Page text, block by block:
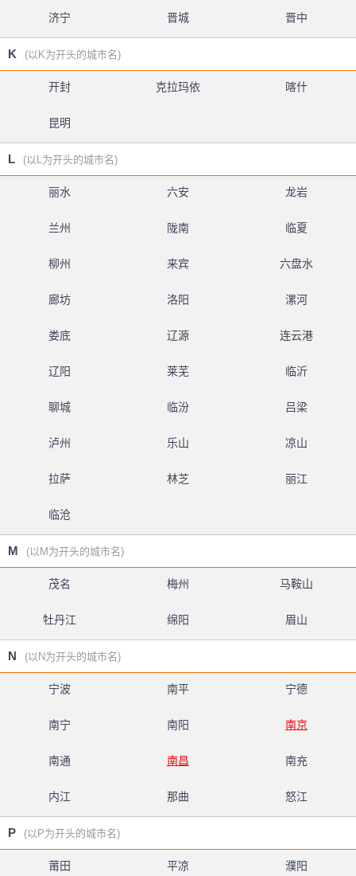
济宁 晋城 晋中
K (以K为开头的城市名)
开封 克拉玛依 喀什
昆明
L (以L为开头的城市名)
丽水 六安 龙岩
兰州 陇南 临夏
柳州 来宾 六盘水
廊坊 洛阳 漯河
娄底 辽源 连云港
辽阳 莱芜 临沂
聊城 临汾 吕梁
泸州 乐山 凉山
拉萨 林芝 丽江
临沧
M (以M为开头的城市名)
茂名 梅州 马鞍山
牡丹江 绵阳 眉山
N (以N为开头的城市名)
宁波 南平 宁德
南宁 南阳 南京
南通 南昌 南充
内江 那曲 怒江
P (以P为开头的城市名)
莆田 平凉 濮阳